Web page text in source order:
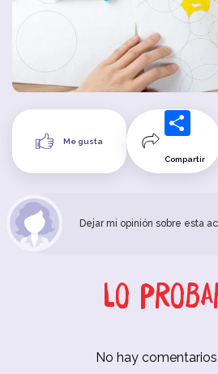
Me gusta
Compartir
Dejar mi opinión sobre esta
Lo
No hay